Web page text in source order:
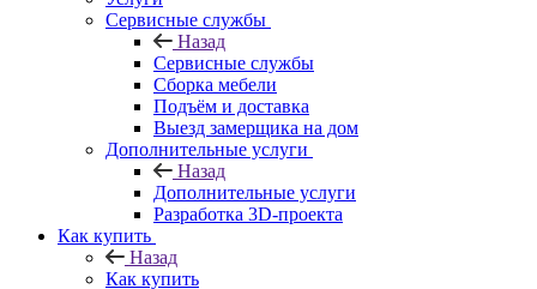
Сервисные службы
Назад
Сервисные службы
Сборка мебели
Подъём и доставка
Выезд замерщика на дом
Дополнительные услуги
Назад
Дополнительные услуги
Разработка 3D-проекта
Как купить
Назад
Как купить